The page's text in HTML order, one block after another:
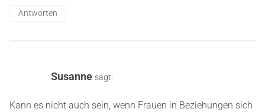
Antworten
Susanne sagt:
Kann es nicht auch sein, wenn Frauen in Beziehungen sich